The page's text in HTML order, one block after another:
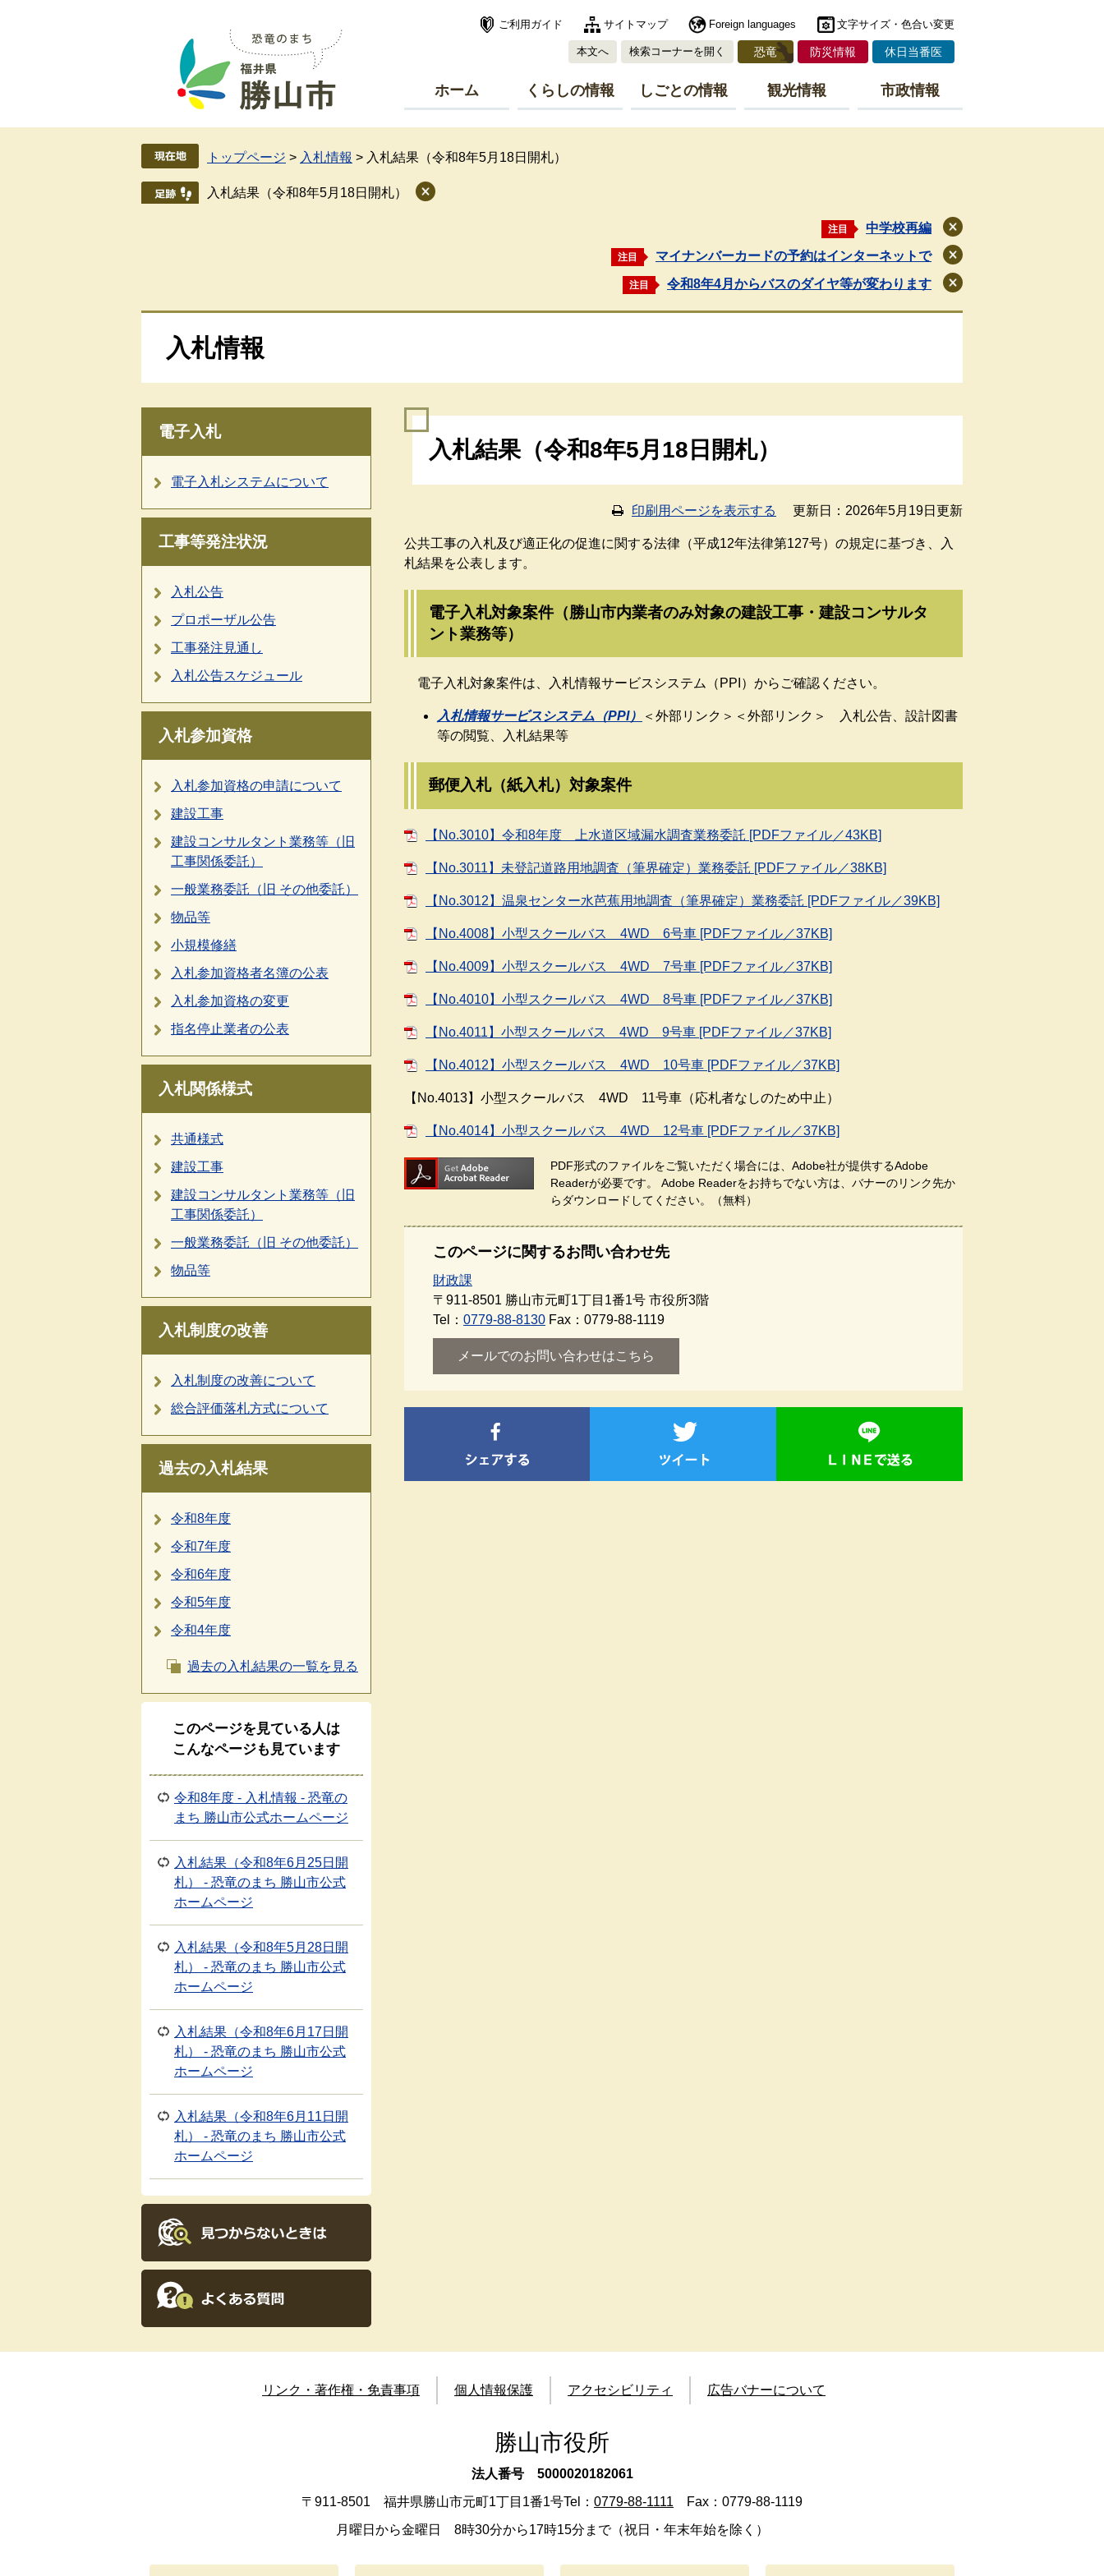
で
ば
ご利用ガイド サイトマップ Foreign languages 文字サイズ・色合い変更
本文へ 検索コーナーを開く 恐竜 防災情報 休日当番医
ホーム くらしの情報 しごとの情報 観光情報 市政情報
トップページ > 入札情報 > 入札結果（令和8年5月18日開札）
入札結果（令和8年5月18日開札）
注目 中学校再編
閉
じ
る
注目 マイナンバーカードの予約はインターネットで
閉
じ
る
注目 令和8年4月からバスのダイヤ等が変わります
閉
入札情報
電子入札
電子入札システムについて
工事等発注状況
入札公告
プロポーザル公告
工事発注見通し
入札公告スケジュール
入札参加資格
入札参加資格の申請について
建設工事
建設コンサルタント業務等（旧
工事関係委託）
一般業務委託（旧 その他委託）
物品等
小規模修繕
入札参加資格者名簿の公表
入札参加資格の変更
指名停止業者の公表
入札関係様式
共通様式
建設工事
建設コンサルタント業務等（旧
工事関係委託）
一般業務委託（旧 その他委託）
物品等
入札制度の改善
入札制度の改善について
総合評価落札方式について
過去の入札結果
令和8年度
令和7年度
令和6年度
令和5年度
令和4年度
過去の入札結果の一覧を見る
このページを見ている人は
こんなページも見ています
令和8年度 - 入札情報 - 恐竜の
まち 勝山市公式ホームページ
入札結果（令和8年6月25日開
札） - 恐竜のまち 勝山市公式
ホームページ
入札結果（令和8年5月28日開
札） - 恐竜のまち 勝山市公式
ホームページ
入札結果（令和8年6月17日開
札） - 恐竜のまち 勝山市公式
ホームページ
入札結果（令和8年6月11日開
札） - 恐竜のまち 勝山市公式
ホームページ
入札結果（令和8年5月18日開札）
印刷用ページを表示する 更新日：2026年5月19日更新
公共工事の入札及び適正化の促進に関する法律（平成12年法律第127号）の規定に基づき、入
札結果を公表します。
電子入札対象案件（勝山市内業者のみ対象の建設工事・建設コンサルタ
ント業務等）
電子入札対象案件は、入札情報サービスシステム（PPI）からご確認ください。
入札情報サービスシステム（PPI） ＜外部リンク＞ ＜外部リンク＞ 入札公告、設計図書
等の閲覧、入札結果等
郵便入札（紙入札）対象案件
【No.3010】令和8年度 上水道区域漏水調査業務委託 [PDFファイル／43KB]
【No.3011】未登記道路用地調査（筆界確定）業務委託 [PDFファイル／38KB]
【No.3012】温泉センター水芭蕉用地調査（筆界確定）業務委託 [PDFファイル／39KB]
【No.4008】小型スクールバス 4WD 6号車 [PDFファイル／37KB]
【No.4009】小型スクールバス 4WD 7号車 [PDFファイル／37KB]
【No.4010】小型スクールバス 4WD 8号車 [PDFファイル／37KB]
【No.4011】小型スクールバス 4WD 9号車 [PDFファイル／37KB]
【No.4012】小型スクールバス 4WD 10号車 [PDFファイル／37KB]
【No.4013】小型スクールバス 4WD 11号車（応札者なしのため中止）
【No.4014】小型スクールバス 4WD 12号車 [PDFファイル／37KB]
PDF形式のファイルをご覧いただく場合には、Adobe社が提供するAdobe
Readerが必要です。
Adobe Readerをお持ちでない方は、バナーのリンク先か
らダウンロードしてください。（無料）
このページに関するお問い合わせ先
財政課
〒911-8501 勝山市元町1丁目1番1号 市役所3階
Tel： 0779-88-8130 Fax：0779-88-1119
メールでのお問い合わせはこちら
リンク・著作権・免責事項 個人情報保護 アクセシビリティ 広告バナーについて
勝山市役所
法人番号 5000020182061
〒911-8501 福井県勝山市元町1丁目1番1号Tel： 0779-88-1111 Fax：0779-88-1119
月曜日から金曜日 8時30分から17時15分まで（祝日・年末年始を除く）